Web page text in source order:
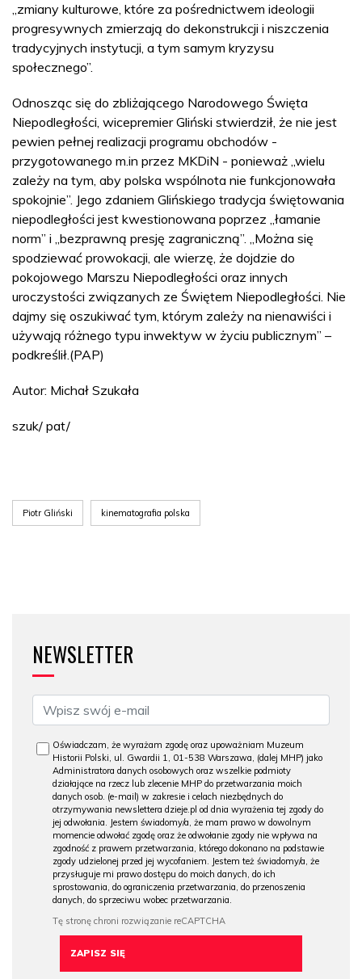
„zmiany kulturowe, które za pośrednictwem ideologii
progresywnych zmierzają do dekonstrukcji i niszczenia
tradycyjnych instytucji, a tym samym kryzysu
społecznego”.
Odnosząc się do zbliżającego Narodowego Święta
Niepodległości, wicepremier Gliński stwierdził, że nie jest
pewien pełnej realizacji programu obchodów -
przygotowanego m.in przez MKDiN - ponieważ „wielu
zależy na tym, aby polska wspólnota nie funkcjonowała
spokojnie”. Jego zdaniem Glińskiego tradycja świętowania
niepodległości jest kwestionowana poprzez „łamanie
norm” i „bezprawną presję zagraniczną”. „Można się
spodziewać prowokacji, ale wierzę, że dojdzie do
pokojowego Marszu Niepodległości oraz innych
uroczystości związanych ze Świętem Niepodległości. Nie
dajmy się oszukiwać tym, którym zależy na nienawiści i
używają różnego typu inwektyw w życiu publicznym” –
podkreślił.(PAP)
Autor: Michał Szukała
szuk/ pat/
Piotr Gliński kinematografia polska
NEWSLETTER
Oświadczam, że wyrażam zgodę oraz upoważniam Muzeum
Historii Polski, ul. Gwardii 1, 01-538 Warszawa, (dalej MHP) jako
Administratora danych osobowych oraz wszelkie podmioty
działające na rzecz lub zlecenie MHP do przetwarzania moich
danych osob. (e-mail) w zakresie i celach niezbędnych do
otrzymywania newslettera dzieje.pl od dnia wyrażenia tej zgody do
jej odwołania. Jestem świadomy/a, że mam prawo w dowolnym
momencie odwołać zgodę oraz że odwołanie zgody nie wpływa na
zgodność z prawem przetwarzania, którego dokonano na podstawie
zgody udzielonej przed jej wycofaniem. Jestem też świadomy/a, że
przysługuje mi prawo dostępu do moich danych, do ich
sprostowania, do ograniczenia przetwarzania, do przenoszenia
danych, do sprzeciwu wobec przetwarzania.